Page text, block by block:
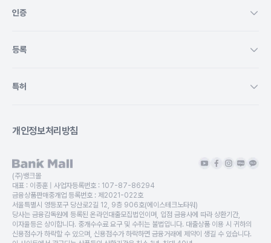
인증
등록
특허
개인정보처리방침
(주)뱅크몰
대표 : 이종훈 | 사업자등록번호 : 107-87-86294
금융상품판매중개업 등록번호 : 제2021-022호
서울특별시 영등포구 당산로2길 12, 9층 906호(에이스테크노타워)
당사는 금융감독원에 등록된 온라인대출모집법인이며, 입점 금융사에 따라 상환기간,
이자율등은 상이합니다. 중개수수료 요구 및 수취는 불법입니다. 대출상품 이용 시 귀하의
신용점수가 하락할 수 있으며, 신용점수가 하락하면 금융거래에 제약이 생길 수 있습니다.